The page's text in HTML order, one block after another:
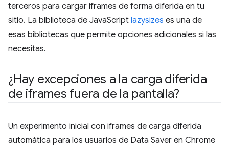
terceros para cargar iframes de forma diferida en tu
sitio. La biblioteca de JavaScript lazysizes es una de
esas bibliotecas que permite opciones adicionales si las
necesitas.
¿Hay excepciones a la carga diferida
de iframes fuera de la pantalla?
Un experimento inicial con iframes de carga diferida
automática para los usuarios de Data Saver en Chrome